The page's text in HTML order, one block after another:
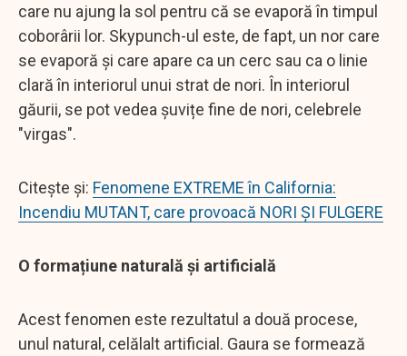
care nu ajung la sol pentru că se evaporă în timpul
coborârii lor. Skypunch-ul este, de fapt, un nor care
se evaporă și care apare ca un cerc sau ca o linie
clară în interiorul unui strat de nori. În interiorul
găurii, se pot vedea șuvițe fine de nori, celebrele
"virgas".
Citește și: Fenomene EXTREME în California:
Incendiu MUTANT, care provoacă NORI ȘI FULGERE
O formațiune naturală și artificială
Acest fenomen este rezultatul a două procese,
unul natural, celălalt artificial. Gaura se formează